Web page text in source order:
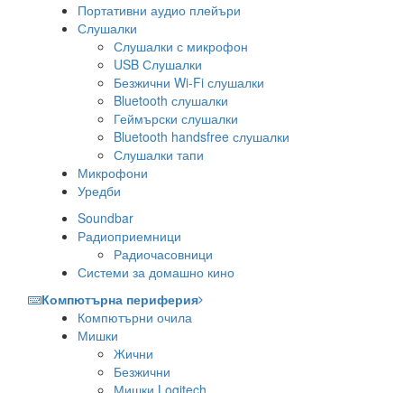
Портативни аудио плейъри
Слушалки
Слушалки с микрофон
USB Слушалки
Безжични Wi-Fi слушалки
Bluetooth слушалки
Геймърски слушалки
Bluetooth handsfree слушалки
Слушалки тапи
Микрофони
Уредби
Soundbar
Радиоприемници
Радиочасовници
Системи за домашно кино
Компютърна периферия
Компютърни очила
Мишки
Жични
Безжични
Мишки Logitech